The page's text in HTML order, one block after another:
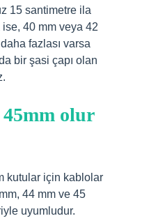
15 santimetre ila
ise, 40 mm veya 42
fazlası varsa
bir şasi çapı olan
olur
kutular için kablolar
44 mm ve 45
uyumludur.